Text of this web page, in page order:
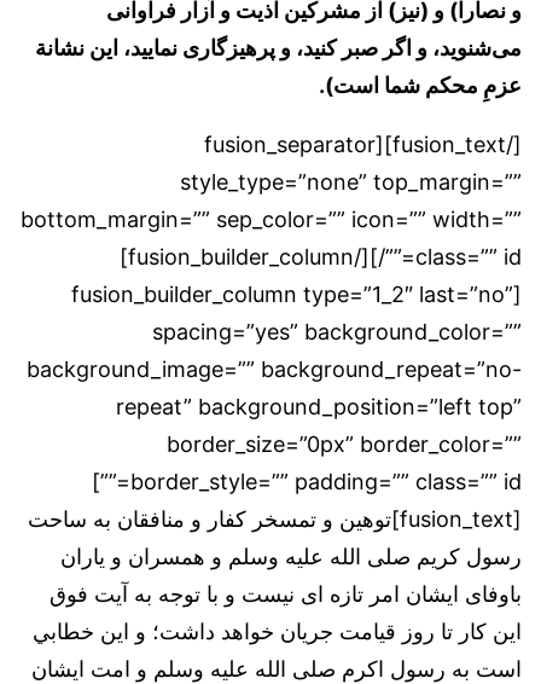
و نصارا) و (نیز) از مشرکین اذیت و آزار فراوانی
می‌شنوید، و اگر صبر کنید، و پرهیزگاری نمایید، این نشانة
عزمِ محکم شما است).
[/fusion_text][fusion_separator
style_type=”none” top_margin=””
bottom_margin=”” sep_color=”” icon=”” width=””
class=”” id=””/][/fusion_builder_column]
[fusion_builder_column type=”1_2″ last=”no”
spacing=”yes” background_color=””
background_image=”” background_repeat=”no-
repeat” background_position=”left top”
border_size=”0px” border_color=””
border_style=”” padding=”” class=”” id=””]
[fusion_text]توهین و تمسخر کفار و منافقان به ساحت
رسول کریم صلی الله علیه وسلم و همسران و یاران
باوفای ایشان امر تازه ای نیست و با توجه‌ به‌ آیت فوق
این کار تا روز قیامت جریان خواهد داشت؛ و اين‌ خطابي‌
است‌ به‌ رسول‌ اکرم صلی الله علیه وسلم و امت‌ ايشان‌